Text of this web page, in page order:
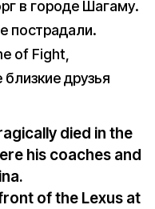
в городе Шагаму.
пострадали.
of Fight,
друзья
died in the
his coaches and
of the Lexus at